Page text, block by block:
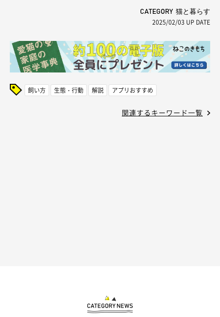
CATEGORY 猫と暮らす
2025/02/03 UP DATE
飼い方 生態・行動 解説 アプリおすすめ
関連するキーワード一覧